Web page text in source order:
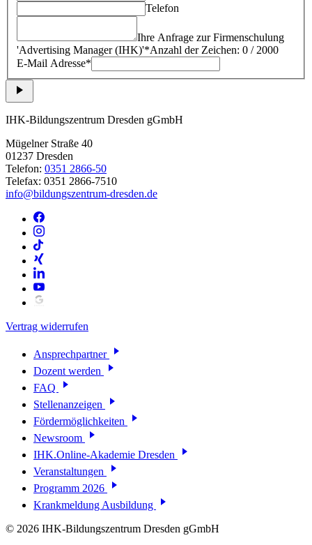
Telefon
Ihre Anfrage zur Firmenschulung
'Advertising Manager (IHK)'*Anzahl der Zeichen: 0 / 2000
E-Mail Adresse*
IHK-Bildungszentrum Dresden gGmbH
Mügelner Straße 40
01237 Dresden
Telefon: 0351 2866-50
Telefax: 0351 2866-7510
info@bildungszentrum-dresden.de
Vertrag widerrufen
Ansprechpartner
Dozent werden
FAQ
Stellenanzeigen
Fördermöglichkeiten
Newsroom
IHK.Online-Akademie Dresden
Veranstaltungen
Programm 2026
Krankmeldung Ausbildung
© 2026 IHK-Bildungszentrum Dresden gGmbH